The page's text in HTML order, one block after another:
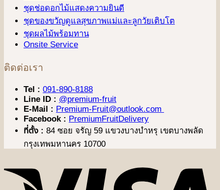
ชุดช่อดอกไม้แสดงความยินดี
ชุดของขวัญดูแลสุขภาพแม่และลูกวัยเติบโต
ชุดผลไม้พร้อมทาน
Onsite Service
ติดต่อเรา
Tel : 091-890-8188
Line ID : @premium-fruit
E-Mail : Premium-Fruit@outlook.com
Facebook : PremiumFruitDelivery
ที่ตั้ง : 84 ซอย จรัญ 59 แขวงบางบำหรุ เขตบางพลัด
กรุงเทพมหานคร 10700